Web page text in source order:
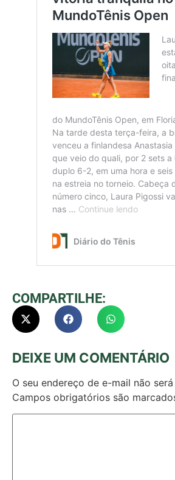
COMPARTILHE:
DEIXE UM COMENTÁRIO
O seu endereço de e-mail não
Campos obrigatórios são